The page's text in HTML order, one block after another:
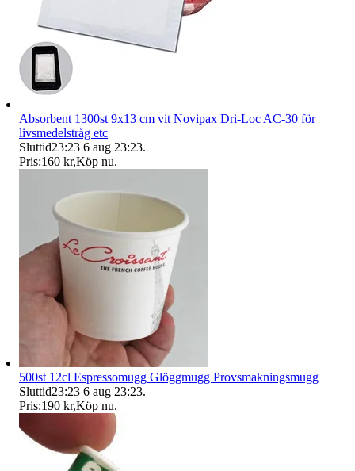
Absorbent 1300st 9x13 cm vit Novipax Dri-Loc AC-30 för
livsmedelstråg etc
Sluttid23:23 6 aug 23:23.
Pris:160 kr,Köp nu.
500st 12cl Espressomugg Glöggmugg Provsmakningsmugg
Sluttid23:23 6 aug 23:23.
Pris:190 kr,Köp nu.